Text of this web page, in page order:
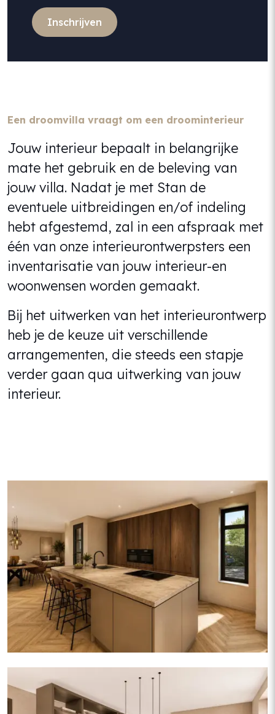
Inschrijven
Een droomvilla vraagt om een droominterieur
Jouw interieur bepaalt in belangrijke
mate het gebruik en de beleving van
jouw villa. Nadat je met Stan de
eventuele uitbreidingen en/of indeling
hebt afgestemd, zal in een afspraak met
één van onze interieurontwerpsters een
inventarisatie van jouw interieur-en
woonwensen worden gemaakt.
Bij het uitwerken van het interieurontwerp
heb je de keuze uit verschillende
arrangementen, die steeds een stapje
verder gaan qua uitwerking van jouw
interieur.